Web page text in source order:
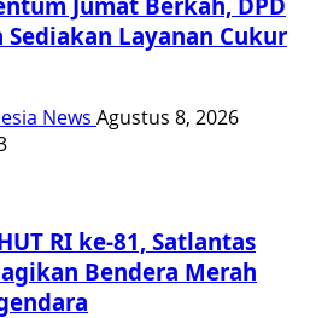
Sediakan Layanan Cukur
News Agustus 8, 2026
RI ke-81, Satlantas
Bendera Merah